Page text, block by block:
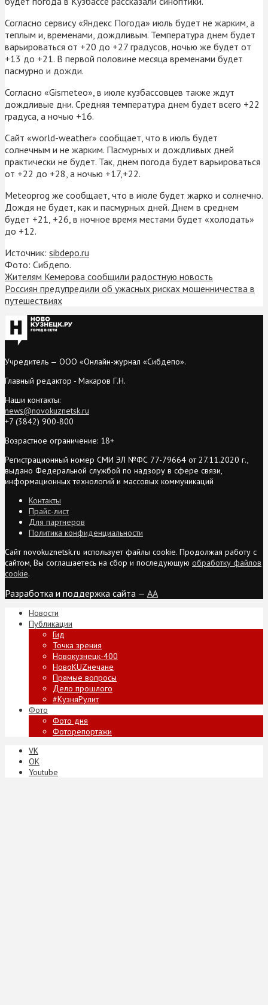
Согласно сервису «Яндекс Погода» июль будет не жарким, а
теплым и, временами, дождливым. Температура днем будет
варьироваться от +20 до +27 градусов, ночью же будет от
+13 до +21. В первой половине месяца временами будет
пасмурно и дожди.
Согласно «Gismeteo», в июле кузбассовцев также ждут
дождливые дни. Средняя температура днем будет всего +22
градуса, а ночью +16.
Сайт «world-weather» сообщает, что в июль будет
солнечным и не жарким. Пасмурных и дождливых дней
практически не будет. Так, днем погода будет варьироваться
от +22 до +28, а ночью +17,+22.
Meteoprog же сообщает, что в июле будет жарко и солнечно.
Дождя не будет, как и пасмурных дней. Днем в среднем
будет +21, +26, в ночное время местами будет «холодать»
до +12.
Источник: sibdepo.ru
Фото: Сибдепо.
Жителям Кемерова сообщили радостную новость
Россиян предупредили об ужасных рисках мошенничества в
путешествиях
Учредитель — ООО «Онлайн-журнал «Сибдепо».
Главный редактор - Макаров Г.Н.
Наши контакты:
news@novokuznetsk.ru
+7 (3842) 900-800
Возрастное ограничение: 18+
Регистрационный номер СМИ ЭЛ №ФС 77-79664 от 27.11.2020 г.,
выдано Федеральной службой по надзору в сфере связи,
информационных технологий и массовых коммуникаций
Контакты
Прайс-лист
Для партнеров
Политика конфиденциальности
Сайт novokuznetsk.ru использует файлы cookie. Продолжая работу с
сайтом, Вы соглашаетесь на сбор и последующую обработку файлов
cookie.
Разработка и поддержка сайта — AA
Новости
Публикации
Гид
Точка зрения
Новокузнецк-400
НовоKUZнечане
Прямые вопросы
Дело прошлого
#КузняРулит
Фото
Фото дня
Фоторепортажи
VK
ОК
Youtube